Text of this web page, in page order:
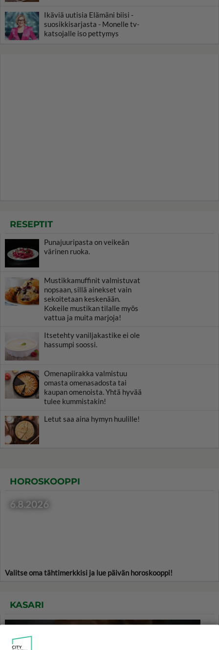
Ikäviä uutisia Elämäni biisi -
suosikkisarjasta - Monelle tv-
katsojalle iso pettymys
RESEPTIT
Punajuuripasta on veikeän
värinen ruoka.
Mustikkamuffinit valmistuvat
nopsaan, sillä ainekset vain
sekoitetaan keskenään.
Kokeile mustikan tilalle myös
vattua ja muita marjoja!
Itsetehty vaniljakastike ei ole
hassumpi soossi.
Omenapiirakka valmistuu
omasta omenasadosta tai
kaupan omenoista. Yhtä hyvää
tulee kummistakin!
Letut saa aina hymyn huulille!
HOROSKOOPPI
6.8.2026
Valitse oma tähtimerkkisi ja lue päivän horoskooppi!
KASARI